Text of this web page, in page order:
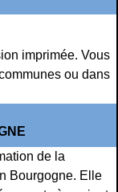
imprimée. Vous
ou dans
de la
Bourgogne. Elle